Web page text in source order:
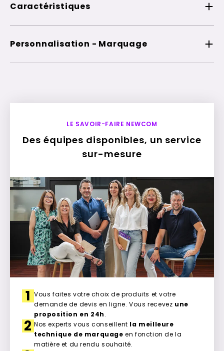
Caractéristiques
Personnalisation - Marquage
LE SAVOIR-FAIRE NEWCOM
Des équipes disponibles, un service
sur-mesure
1 Vous faites votre choix de produits et votre
demande de devis en ligne. Vous recevez une
proposition en 24h.
2 Nos experts vous conseillent la meilleure
technique de marquage en fonction de la
matière et du rendu souhaité.